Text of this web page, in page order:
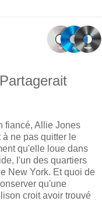
fiancé, Allie Jones
ne pas quitter le
qu'elle loue dans
l'un des quartiers
New York. Et quoi de
qu'une
croit avoir trouvé